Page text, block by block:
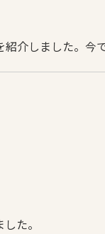
介しました。今
た。